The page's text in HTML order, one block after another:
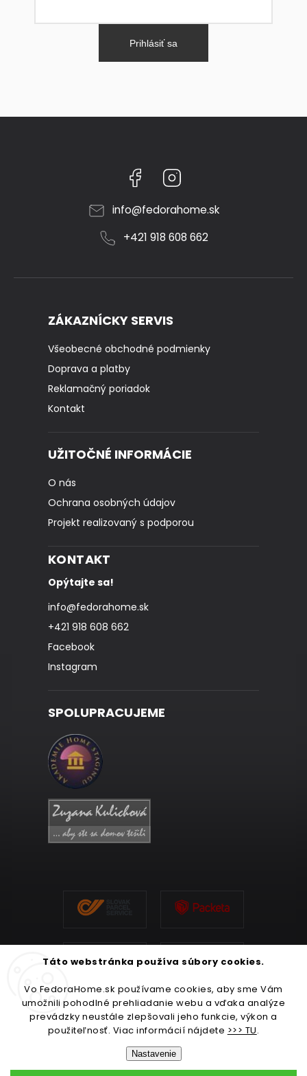
Táto webstránka používa súbory cookies.
Vo FedoraHome.sk používame cookies, aby sme Vám
umožnili pohodlné prehliadanie webu a vďaka analýze
prevádzky neustále zlepšovali jeho funkcie, výkon a
použiteľnosť. Viac informácií nájdete >>> TU.
Nastavenie
Prihlásiť sa
Facebook
info@fedorahome.sk
+421 918 608 662
ZÁKAZNÍCKY SERVIS
Všeobecné obchodné podmienky
Doprava a platby
Reklamačný poriadok
Kontakt
UŽITOČNÉ INFORMÁCIE
O nás
Ochrana osobných údajov
Projekt realizovaný s podporou
KONTAKT
Opýtajte sa!
info@fedorahome.sk
+421 918 608 662
Facebook
Instagram
SPOLUPRACUJEME